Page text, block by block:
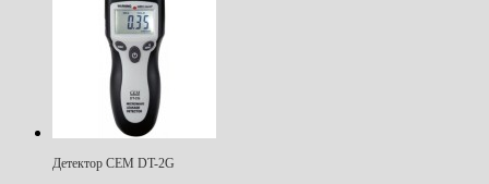
Детектор CEM DT-2G